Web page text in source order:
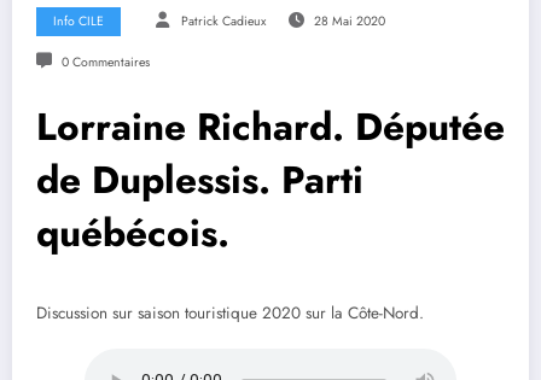
Info CILE Patrick Cadieux 28 Mai 2020
0 Commentaires
Lorraine Richard. Députée
de Duplessis. Parti
québécois.
Discussion sur saison touristique 2020 sur la Côte-Nord.